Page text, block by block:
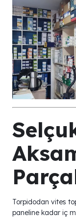
Torpidodan vites
paneline kadar iç